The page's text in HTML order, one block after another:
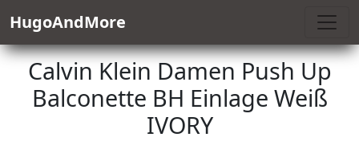
HugoAndMore
Calvin Klein Damen Push Up
Balconette BH Einlage Weiß
IVORY